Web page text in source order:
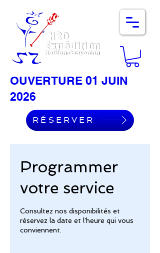
OUVERTURE 01 JUIN
2026
RÉSERVER
Programmer
votre service
Consultez nos disponibilités et
réservez la date et l'heure qui vous
conviennent.